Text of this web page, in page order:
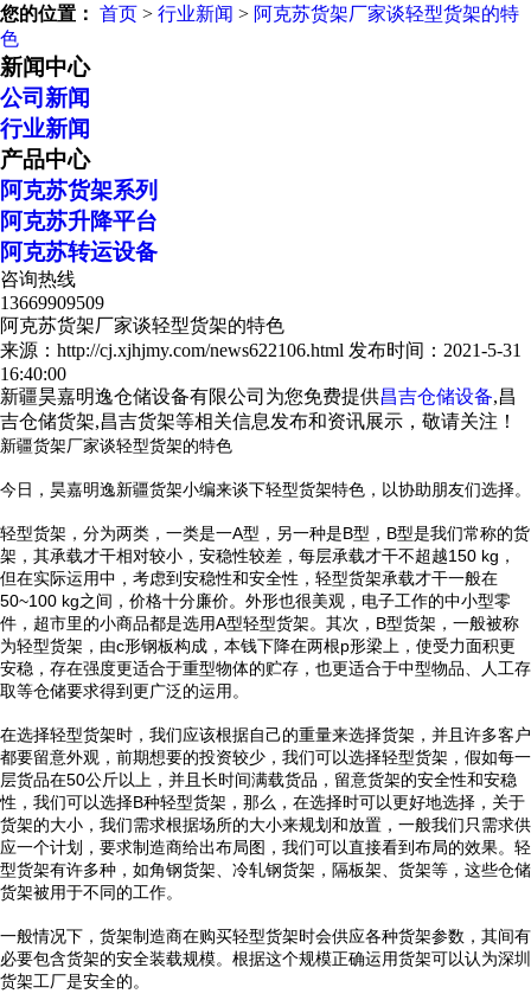
您的位置： 首页 > 行业新闻 > 阿克苏货架厂家谈轻型货架的特
色
新闻中心
公司新闻
行业新闻
产品中心
阿克苏货架系列
阿克苏升降平台
阿克苏转运设备
咨询热线
13669909509
阿克苏货架厂家谈轻型货架的特色
来源：http://cj.xjhjmy.com/news622106.html 发布时间：2021-5-31
16:40:00
新疆昊嘉明逸仓储设备有限公司为您免费提供昌吉仓储设备,昌
吉仓储货架,昌吉货架等相关信息发布和资讯展示，敬请关注！
新疆货架厂家谈轻型货架的特色
今日，昊嘉明逸新疆货架小编来谈下轻型货架特色，以协助朋友们选择。
轻型货架，分为两类，一类是一A型，另一种是B型，B型是我们常称的货
架，其承载才干相对较小，安稳性较差，每层承载才干不超越150 kg，
但在实际运用中，考虑到安稳性和安全性，轻型货架承载才干一般在
50~100 kg之间，价格十分廉价。外形也很美观，电子工作的中小型零
件，超市里的小商品都是选用A型轻型货架。其次，B型货架，一般被称
为轻型货架，由c形钢板构成，本钱下降在两根p形梁上，使受力面积更
安稳，存在强度更适合于重型物体的贮存，也更适合于中型物品、人工存
取等仓储要求得到更广泛的运用。
在选择轻型货架时，我们应该根据自己的重量来选择货架，并且许多客户
都要留意外观，前期想要的投资较少，我们可以选择轻型货架，假如每一
层货品在50公斤以上，并且长时间满载货品，留意货架的安全性和安稳
性，我们可以选择B种轻型货架，那么，在选择时可以更好地选择，关于
货架的大小，我们需求根据场所的大小来规划和放置，一般我们只需求供
应一个计划，要求制造商给出布局图，我们可以直接看到布局的效果。轻
型货架有许多种，如角钢货架、冷轧钢货架，隔板架、货架等，这些仓储
货架被用于不同的工作。
一般情况下，货架制造商在购买轻型货架时会供应各种货架参数，其间有
必要包含货架的安全装载规模。根据这个规模正确运用货架可以认为深圳
货架工厂是安全的。